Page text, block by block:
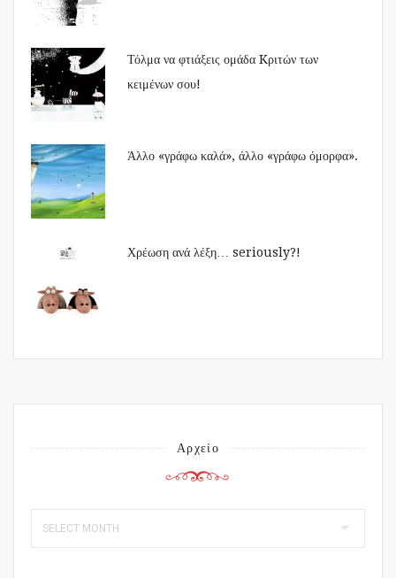
Τόλμα να φτιάξεις ομάδα Kριτών των
κειμένων σου!
Άλλο «γράφω καλά», άλλο «γράφω όμορφα».
Χρέωση ανά λέξη… seriously?!
Αρχείο